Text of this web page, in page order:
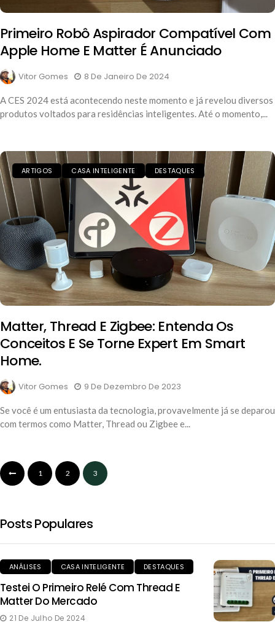
Primeiro Robô Aspirador Compatível Com
Apple Home E Matter É Anunciado
Vitor Gomes 8 De Janeiro De 2024
A CES 2024 está acontecendo neste momento e já revelou diversos
produtos voltados para residências inteligentes. Até o momento,...
ARTIGOS CASA INTELIGENTE DESTAQUES
Matter, Thread E Zigbee: Entenda Os
Conceitos E Se Torne Expert Em Smart
Home.
Vitor Gomes 9 De Dezembro De 2023
Se você é um entusiasta da tecnologia, provavelmente já se deparou
com termos como Matter, Thread ou Zigbee e...
1 2 3
Posts Populares
ANÁLISES CASA INTELIGENTE DESTAQUES
Testei O Primeiro Relé Com Thread E
Matter Do Mercado
21 De Julho De 2024